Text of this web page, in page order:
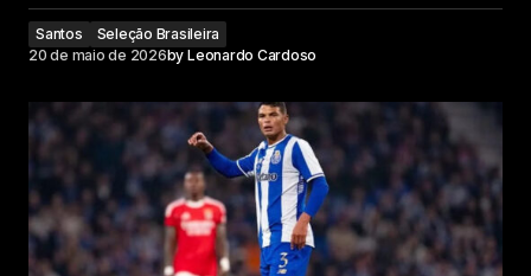
Santos
Seleção Brasileira
20 de maio de 2026by Leonardo Cardoso